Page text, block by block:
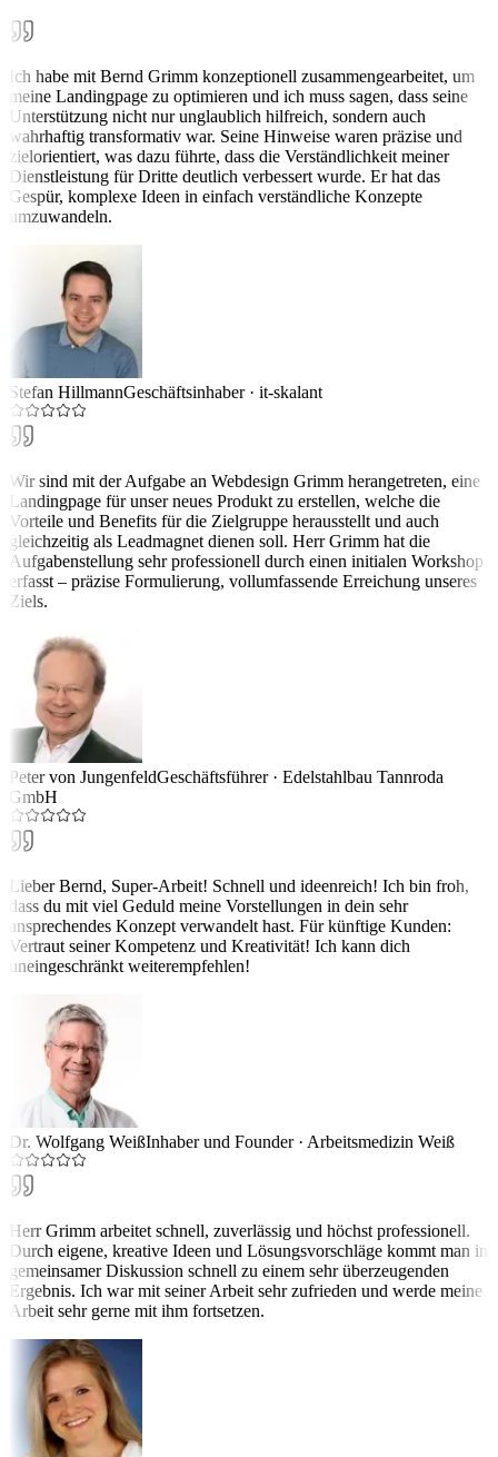
Ich habe mit Bernd Grimm konzeptionell zusammengearbeitet, um
meine Landingpage zu optimieren und ich muss sagen, dass seine
Unterstützung nicht nur unglaublich hilfreich, sondern auch
wahrhaftig transformativ war. Seine Hinweise waren präzise und
zielorientiert, was dazu führte, dass die Verständlichkeit meiner
Dienstleistung für Dritte deutlich verbessert wurde. Er hat das
Gespür, komplexe Ideen in einfach verständliche Konzepte
umzuwandeln.
Stefan HillmannGeschäftsinhaber· it-skalant
Wir sind mit der Aufgabe an Webdesign Grimm herangetreten, eine
Landingpage für unser neues Produkt zu erstellen, welche die
Vorteile und Benefits für die Zielgruppe herausstellt und auch
gleichzeitig als Leadmagnet dienen soll. Herr Grimm hat die
Aufgabenstellung sehr professionell durch einen initialen Workshop
erfasst – präzise Formulierung, vollumfassende Erreichung unseres
Ziels.
Peter von JungenfeldGeschäftsführer· Edelstahlbau Tannroda
GmbH
Lieber Bernd, Super-Arbeit! Schnell und ideenreich! Ich bin froh,
dass du mit viel Geduld meine Vorstellungen in dein sehr
ansprechendes Konzept verwandelt hast. Für künftige Kunden:
Vertraut seiner Kompetenz und Kreativität! Ich kann dich
uneingeschränkt weiterempfehlen!
Dr. Wolfgang WeißInhaber und Founder· Arbeitsmedizin Weiß
Herr Grimm arbeitet schnell, zuverlässig und höchst professionell.
Durch eigene, kreative Ideen und Lösungsvorschläge kommt man in
gemeinsamer Diskussion schnell zu einem sehr überzeugenden
Ergebnis. Ich war mit seiner Arbeit sehr zufrieden und werde meine
Arbeit sehr gerne mit ihm fortsetzen.